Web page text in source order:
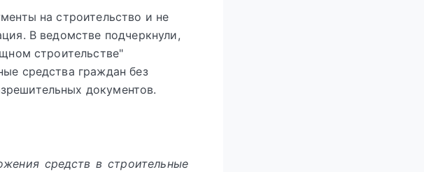
на строительство и не
В ведомстве подчеркнули,
строительстве"
средства граждан без
документов.
средств в строительные